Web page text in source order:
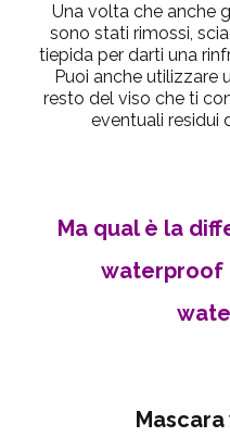
Una volta che anche
sono stati rimossi,
tiepida per darti una
Puoi anche utilizzare
resto del viso che ti
eventuali residui
Ma qual è la
waterproof